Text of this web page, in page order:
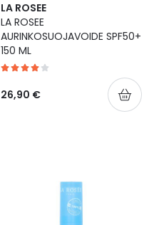
LA ROSEE
LA ROSEE
AURINKOSUOJAVOIDE SPF50+
150 ML
26,90 €